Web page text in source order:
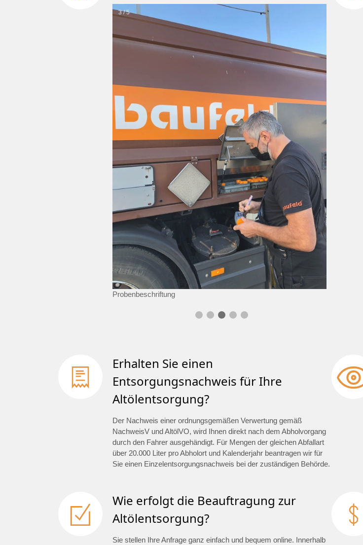
3 / 5
Probenbeschriftung
Erhalten Sie einen
Entsorgungsnachweis für Ihre
Altölentsorgung?
Der Nachweis einer ordnungsgemäßen Verwertung gemäß
NachweisV und AltölVO, wird Ihnen direkt nach dem Abholvorgang
durch den Fahrer ausgehändigt. Für Mengen der gleichen Abfallart
über 20.000 Liter pro Abholort und Kalenderjahr beantragen wir für
Sie einen Einzelentsorgungsnachweis bei der zuständigen Behörde.
Wie erfolgt die Beauftragung zur
Altölentsorgung?
Sie stellen Ihre Anfrage ganz einfach und bequem online. Innerhalb